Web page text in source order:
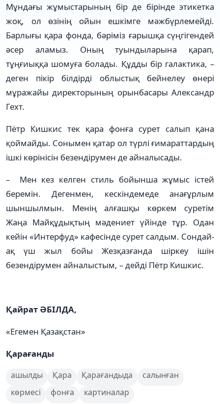
Мұндағы жұмыстарының бір де бірінде этикетка
жоқ, ол өзінің ойын ешкімге мәжбүрлемейді.
Барлығы қара фонда, бәріміз ғарышқа сүңгігендей
әсер аламыз. Оның туындыларына қарап,
тұңғиыққа шомуға болады. Құдды бір галактика, –
деген пікір білдірді облыстық бейнелеу өнері
мұражайы директорының орынбасары Александр
Гехт.
Пётр Кишкис тек қара фонға сурет салып қана
қоймайды. Сонымен қатар ол түрлі ғимараттардың
ішкі көрінісін безендірумен де айналысады.
– Мен кез келген стиль бойынша жұмыс істей
беремін. Дегенмен, кескіндемеде анағұрлым
шыншылмын. Менің алғашқы көркем суретім
Жаңа Майқұдықтың мәдениет үйінде тұр. Одан
кейін «Интерфуд» кафесінде сурет салдым. Сондай-
ақ үш жыл бойы Жезқазғанда шіркеу ішін
безендірумен айналыстым, – дейді Пётр Кишкис.
Қайрат ӘБІЛДА,
«Егемен Қазақстан»
Қарағанды
ашылды Қара Қарағандыда
салынған
көрмесі
фонға картиналар